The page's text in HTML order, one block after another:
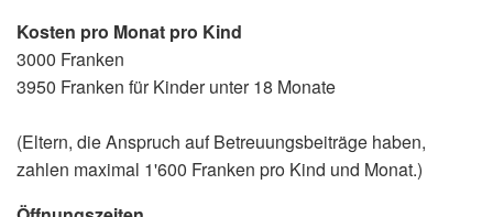
Kosten pro Monat pro Kind
3000 Franken
3950 Franken für Kinder unter 18 Monate
(Eltern, die Anspruch auf Betreuungsbeiträge haben,
zahlen maximal 1'600 Franken pro Kind und Monat.)